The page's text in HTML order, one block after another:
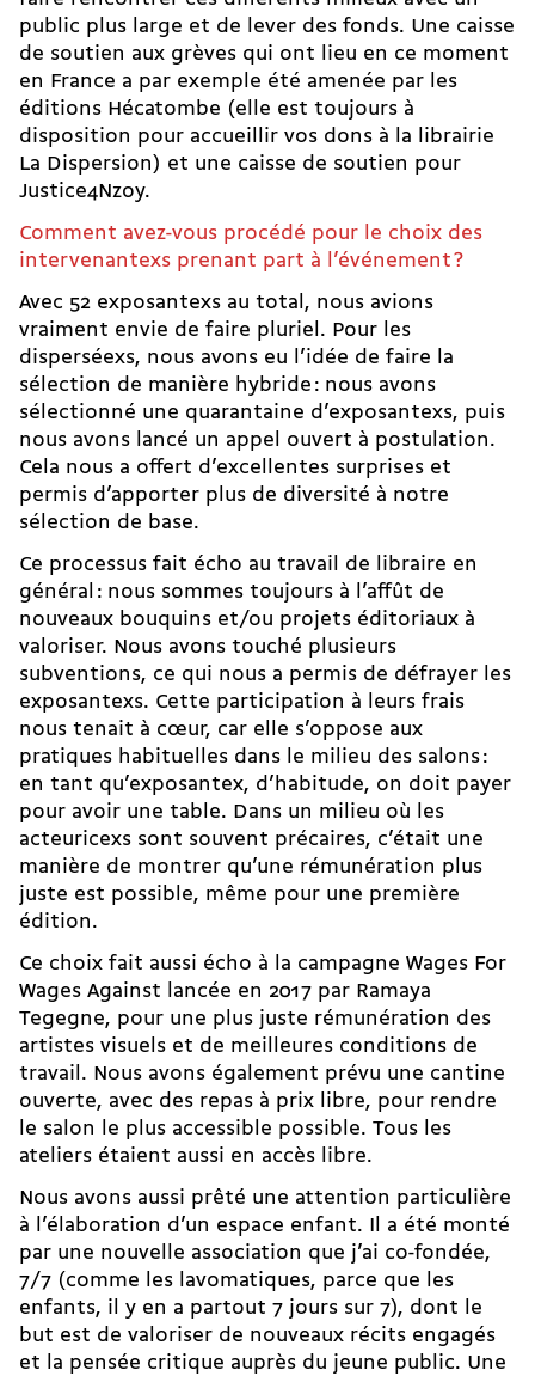
public plus large et de lever des fonds. Une caisse
de soutien aux grèves qui ont lieu en ce moment
en France a par exemple été amenée par les
éditions Hécatombe (elle est toujours à
disposition pour accueillir vos dons à la librairie
La Dispersion) et une caisse de soutien pour
Justice4Nzoy.
Comment avez-vous procédé pour le choix des
intervenantexs prenant part à l’événement ?
Avec 52 exposantexs au total, nous avions
vraiment envie de faire pluriel. Pour les
disperséexs, nous avons eu l’idée de faire la
sélection de manière hybride : nous avons
sélectionné une quarantaine d’exposantexs, puis
nous avons lancé un appel ouvert à postulation.
Cela nous a offert d’excellentes surprises et
permis d’apporter plus de diversité à notre
sélection de base.
Ce processus fait écho au travail de libraire en
général : nous sommes toujours à l’affût de
nouveaux bouquins et/ou projets éditoriaux à
valoriser. Nous avons touché plusieurs
subventions, ce qui nous a permis de défrayer les
exposantexs. Cette participation à leurs frais
nous tenait à cœur, car elle s’oppose aux
pratiques habituelles dans le milieu des salons :
en tant qu’exposantex, d’habitude, on doit payer
pour avoir une table. Dans un milieu où les
acteuricexs sont souvent précaires, c’était une
manière de montrer qu’une rémunération plus
juste est possible, même pour une première
édition.
Ce choix fait aussi écho à la campagne Wages For
Wages Against
lancée en 2017 par Ramaya
Tegegne, pour une plus juste rémunération des
artistes visuels et de meilleures conditions de
travail. Nous avons également prévu une cantine
ouverte, avec des repas à prix libre, pour rendre
le salon le plus accessible possible. Tous les
ateliers étaient aussi en accès libre.
Nous avons aussi prêté une attention particulière
à l’élaboration d’un espace enfant. Il a été monté
par une nouvelle association que j’ai co-fondée,
7/7 (comme les lavomatiques, parce que les
enfants, il y en a partout 7 jours sur 7), dont le
but est de valoriser de nouveaux récits engagés
et la pensée critique auprès du jeune public. Une